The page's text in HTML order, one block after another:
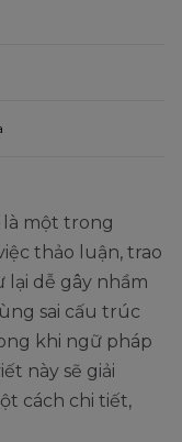
là một trong
thảo luận, trao
lại dễ gây nhầm
sai cấu trúc
khi ngữ pháp
này sẽ giải
cách chi tiết,